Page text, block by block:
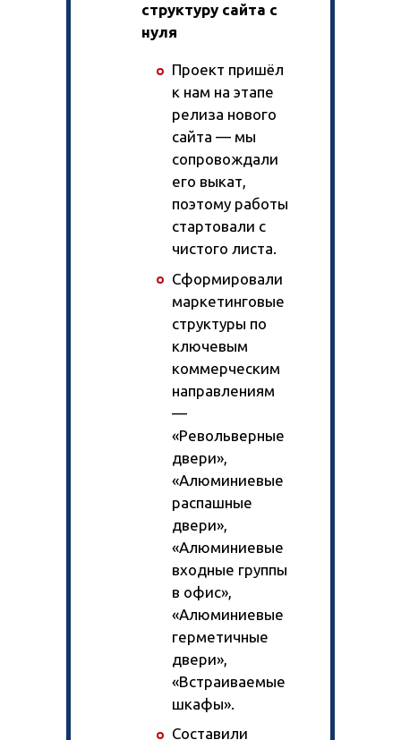
структуру сайта с
нуля
Проект пришёл
к нам на этапе
релиза нового
сайта — мы
сопровождали
его выкат,
поэтому работы
стартовали с
чистого листа.
Сформировали
маркетинговые
структуры по
ключевым
коммерческим
направлениям
—
«Револьверные
двери»,
«Алюминиевые
распашные
двери»,
«Алюминиевые
входные группы
в офис»,
«Алюминиевые
герметичные
двери»,
«Встраиваемые
шкафы».
Составили